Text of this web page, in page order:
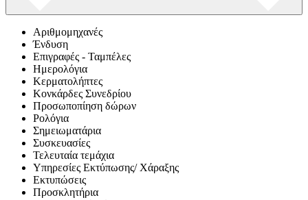
Αριθμομηχανές
Ένδυση
Επιγραφές - Ταμπέλες
Ημερολόγια
Κερματολήπτες
Κονκάρδες Συνεδρίου
Προσωποπίηση δώρων
Ρολόγια
Σημειωματάρια
Συσκευασίες
Τελευταία τεμάχια
Υπηρεσίες Εκτύπωσης/ Χάραξης
Εκτυπώσεις
Προσκλητήρια